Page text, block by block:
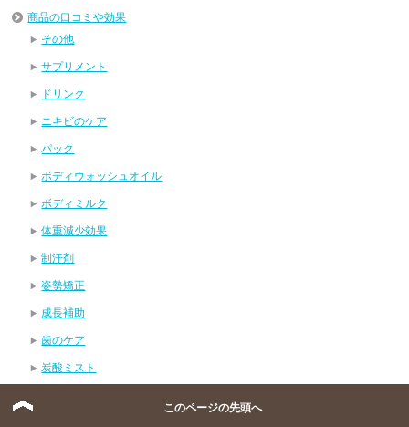
商品の口コミや効果
その他
サプリメント
ドリンク
ニキビのケア
パック
ボディウォッシュオイル
ボディミルク
体重減少効果
制汗剤
姿勢矯正
成長補助
歯のケア
炭酸ミスト
このページの先頭へ